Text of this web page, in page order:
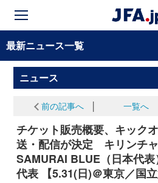
最新ニュース一覧
ニュース
前の記事へ 一覧へ
チケット販売概要、キック
送・配信が決定 キリンチ
SAMURAI BLUE（日本代
代表 【5.31(日)＠東京／国立